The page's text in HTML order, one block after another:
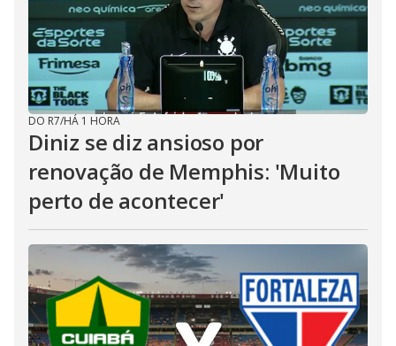
DO R7/HÁ 1 HORA
Diniz se diz ansioso por
renovação de Memphis: 'Muito
perto de acontecer'